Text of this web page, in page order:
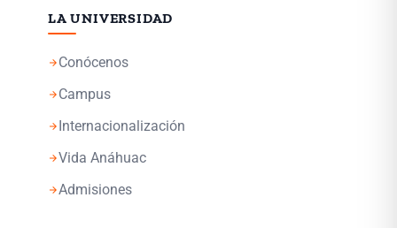
LA UNIVERSIDAD
arrow_forward Conócenos
arrow_forward Campus
arrow_forward Internacionalización
arrow_forwardVida Anáhuac
arrow_forwardAdmisiones